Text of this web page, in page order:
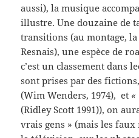
aussi), la musique
illustre. Une douzaine de
transitions (au montage,
Resnais), une espèce de
c’est un classement dans
sont prises par des fictions,
(Wim Wenders, 1974), et «
(Ridley Scott 1991)), on
vrais gens » (mais les faux